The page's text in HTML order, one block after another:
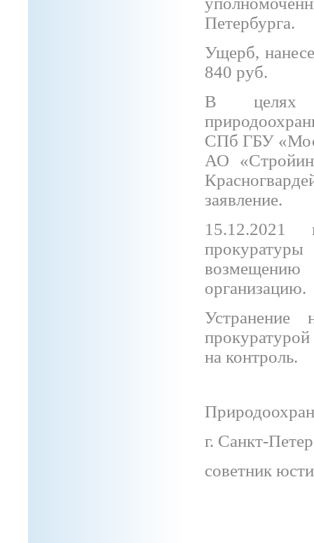
Петербурга.
Ущерб,
840 руб.
В целях
СПб ГБУ
АО
заявление.
15.12.2021
организацию.
Устранение
прокуратурой
на контроль.
г. Санкт-